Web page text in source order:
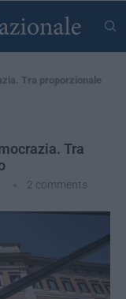
Tra proporzionale
Tra
2 comments